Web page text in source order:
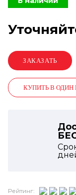
КУПИТЬ В ОДИН
Рейтинг: